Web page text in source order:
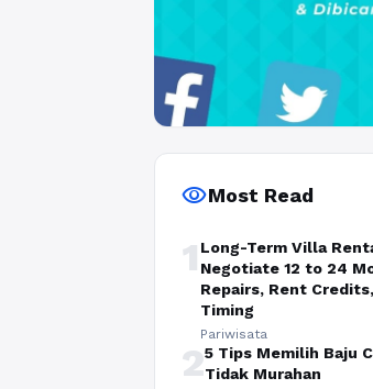
visibilityMost Read
1 Long-Term Villa
Negotiate 12 to 24
Repairs, Rent
Timing
Pariwisata
25 Tips Memilih Baju
Tidak Murahan